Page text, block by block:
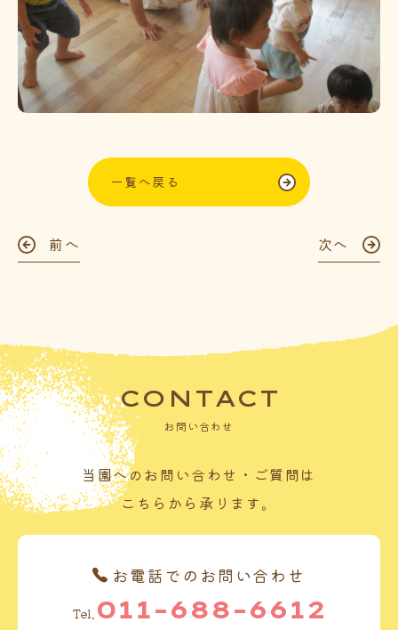
一覧へ戻る
前へ 次へ
CONTACT
お問い合わせ
当園へのお問い合わせ・ご質問は
こちらから承ります。
お電話でのお問い合わせ
Tel. 011-688-6612